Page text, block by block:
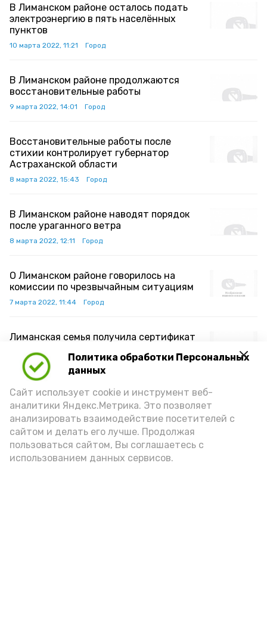
Политика обработки Персональных
данных
Сайт использует cookie и инструмент веб-
аналитики Яндекс.Метрика. Это позволяет
анализировать взаимодействие посетителей с
сайтом и делать его лучше. Продолжая
пользоваться сайтом, Вы соглашаетесь с
использованием данных сервисов.
В Лиманском районе осталось подать
электроэнергию в пять населённых
пунктов
10 марта 2022, 11:21 Город
В Лиманском районе продолжаются
восстановительные работы
9 марта 2022, 14:01 Город
Восстановительные работы после
стихии контролирует губернатор
Астраханской области
8 марта 2022, 15:43 Город
В Лиманском районе наводят порядок
после ураганного ветра
8 марта 2022, 12:11 Город
О Лиманском районе говорилось на
комиссии по чрезвычайным ситуациям
7 марта 2022, 11:44 Город
Лиманская семья получила сертификат
приобретения жилья
3 марта 2022, 22:47 Город
В посёлке Лиман идёт строительство
домов для детей-сирот
3 марта 2022, 15:14 Город